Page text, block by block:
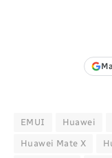
EMUI Huawei
Huawei Mate X